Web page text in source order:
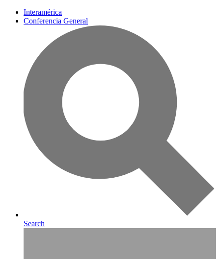
Interamérica
Conferencia General
Search